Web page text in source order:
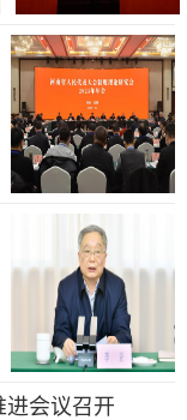
会议召开